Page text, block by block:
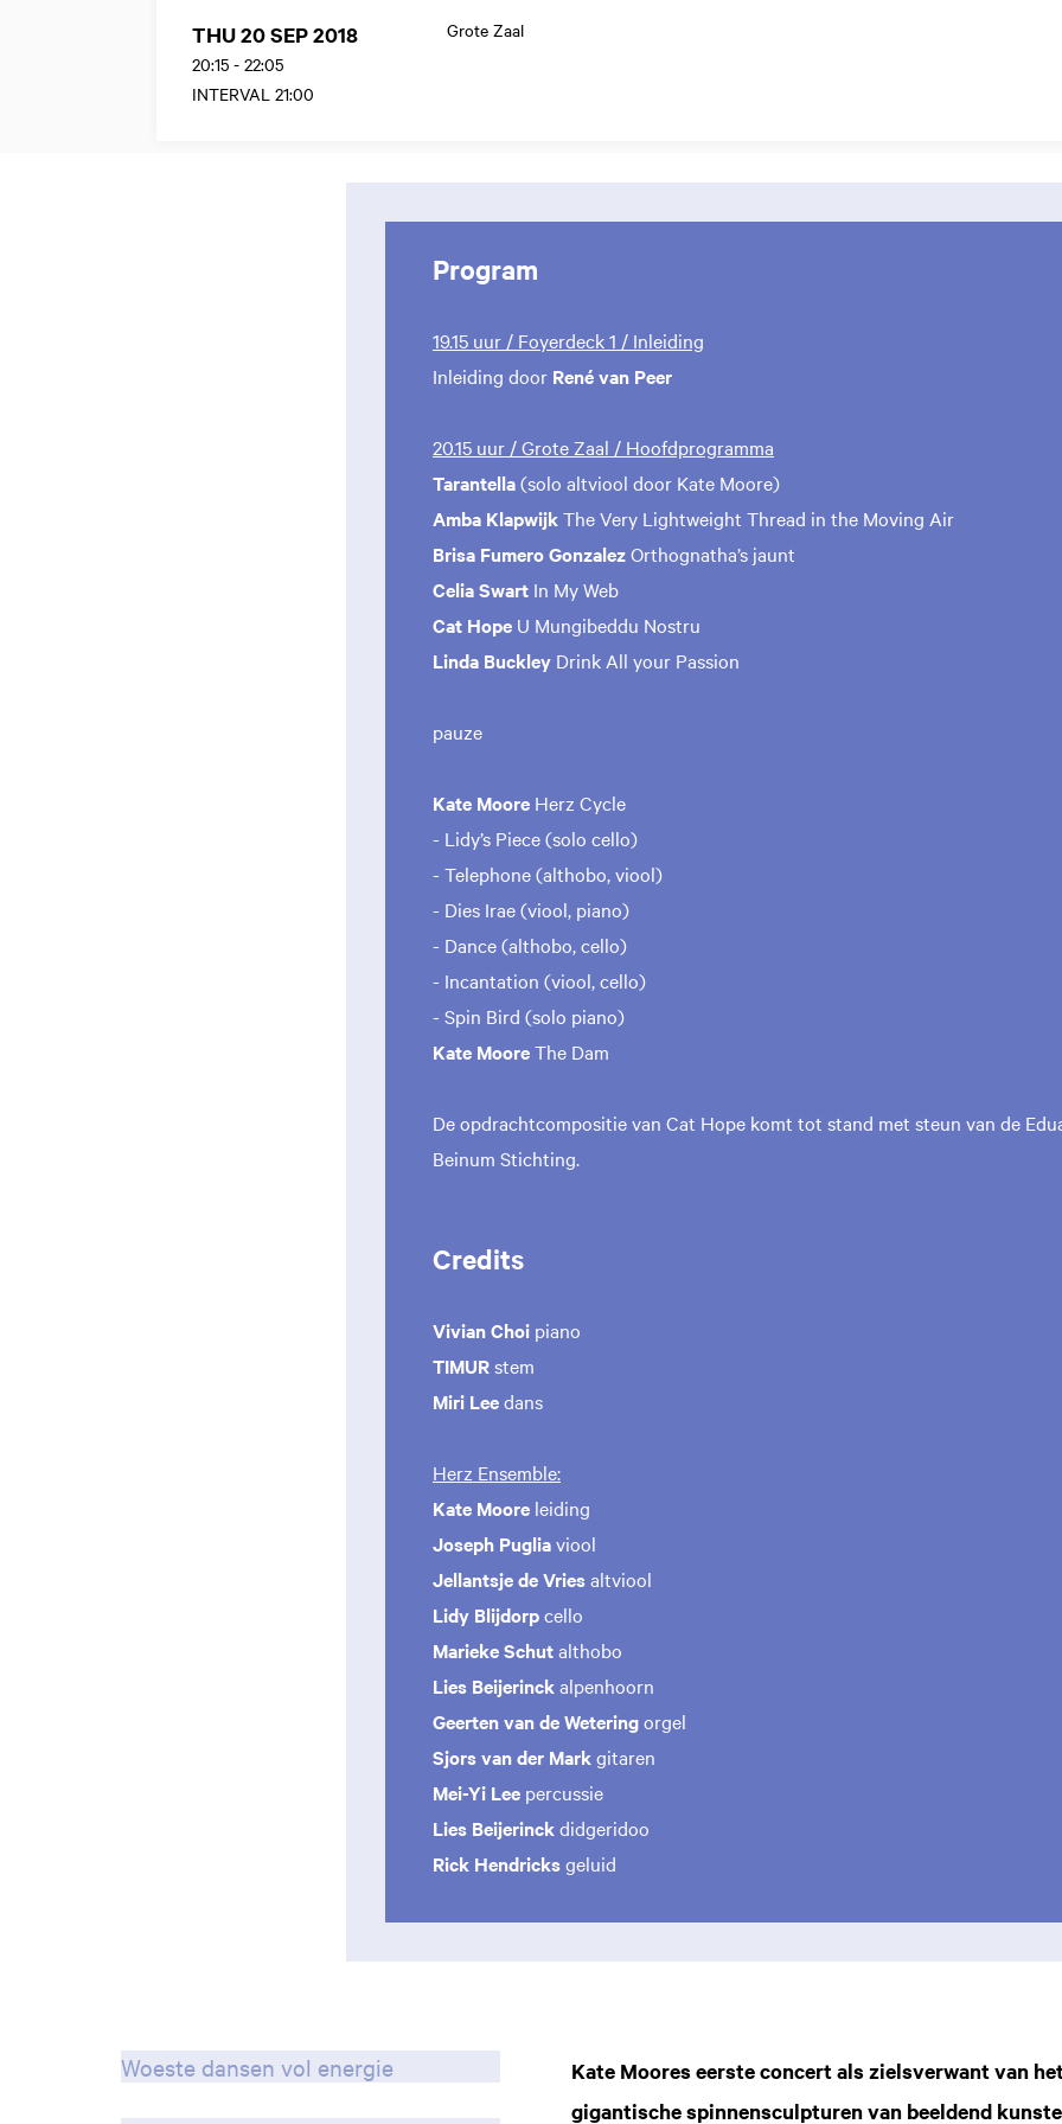
THU 20 SEP 2018
20:15 - 22:05
INTERVAL 21:00
Grote Zaal
Program
19.15 uur / Foyerdeck 1 / Inleiding
Inleiding door René van Peer
20.15 uur / Grote Zaal / Hoofdprogramma
Tarantella(solo altviool door Kate Moore)
Amba KlapwijkThe Very Lightweight Thread in the Moving Air
Brisa Fumero GonzalezOrthognatha’s jaunt
Celia Swart In My Web
Cat Hope U Mungibeddu Nostru
Linda Buckley Drink All your Passion
pauze
Kate Moore Herz Cycle
- Lidy’s Piece (solo cello)
- Telephone (althobo, viool)
- Dies Irae (viool, piano)
- Dance (althobo, cello)
- Incantation (viool, cello)
- Spin Bird (solo piano)
Kate MooreThe Dam
De opdrachtcompositie van Cat Hope komt tot stand met steun van de
Beinum Stichting.
Credits
Vivian Choi piano
TIMURstem
Miri Leedans
Herz Ensemble:
Kate Moore leiding
Joseph Pugliaviool
Jellantsje de Vriesaltviool
Lidy Blijdorpcello
Marieke Schutalthobo
Lies Beijerinckalpenhoorn
Geerten van de Weteringorgel
Sjors van der Markgitaren
Mei-Yi Lee percussie
Lies Beijerinckdidgeridoo
Rick Hendricksgeluid
Kate Moores eerste concert als zielsverwant van
gigantische spinnensculpturen van beeldend
Woeste dansen vol energie